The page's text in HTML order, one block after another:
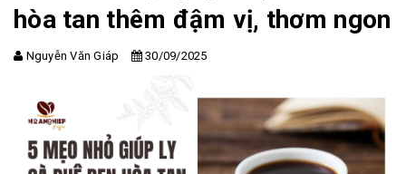
hòa tan thêm đậm vị, thơm ngon
Nguyễn Văn Giáp 30/09/2025